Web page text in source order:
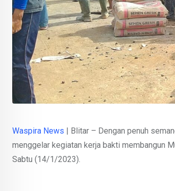
Waspira News | Blitar – Dengan penuh
menggelar kegiatan kerja bakti membangun
Sabtu (14/1/2023).